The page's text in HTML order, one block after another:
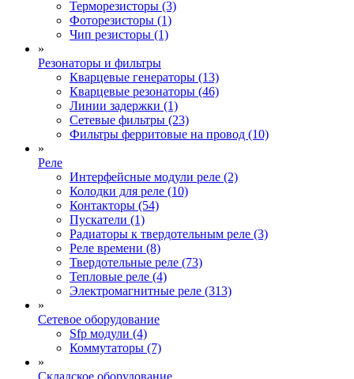
Терморезисторы (3)
Фоторезисторы (1)
Чип резисторы (1)
»
Резонаторы и фильтры
Кварцевые генераторы (13)
Кварцевые резонаторы (46)
Линии задержки (1)
Сетевые фильтры (23)
Фильтры ферритовые на провод (10)
»
Реле
Интерфейсные модули реле (2)
Колодки для реле (10)
Контакторы (54)
Пускатели (1)
Радиаторы к твердотельным реле (3)
Реле времени (8)
Твердотельные реле (73)
Тепловые реле (4)
Электромагнитные реле (313)
»
Сетевое оборудование
Sfp модули (4)
Коммутаторы (7)
»
Складское оборудование